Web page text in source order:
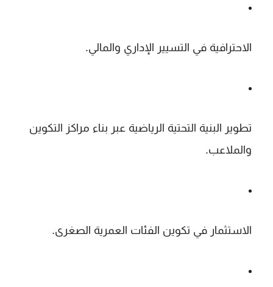
الاحترافية في التسيير الإداري والمالي.
تطوير البنية التحتية الرياضية عبر بناء مراكز التكوين
والملاعب.
الاستثمار في تكوين الفئات العمرية الصغرى.